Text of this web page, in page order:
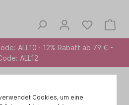
ALL10 · 12% Rabatt ab 79 € -
ALL12
Cookies, um eine